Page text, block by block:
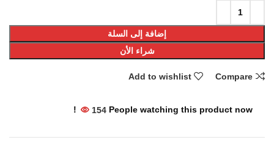
إضافة إلى السلة
شراء الأن
Compare
Add to wishlist
154 People watching this product now!